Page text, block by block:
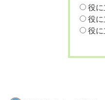
役に
役に
役に